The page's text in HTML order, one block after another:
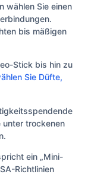
wählen Sie einen
bis mäßigen
Stick bis hin zu
Sie Düfte,
unter trockenen
ein „Mini-
Richtlinien